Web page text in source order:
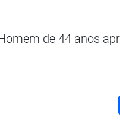
de 44 anos